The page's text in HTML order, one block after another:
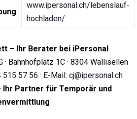
www.ipersonal.ch/lebenslauf-
hochladen/
– Ihr Berater bei iPersonal
· Bahnhofplatz 1C · 8304 Wallisellen
515 57 56 · E-Mail: cj@ipersonal.ch
Ihr Partner für Temporär und